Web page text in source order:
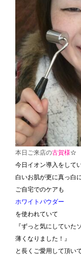
本日ご来店の古賀様☆
今日イオン導入をして
白いお肌が更に真っ白
ご自宅でのケアも
ホワイトパウダー
を使われていて
『ずっと気にしていた
薄くなりました！』
と長くご愛用して頂い